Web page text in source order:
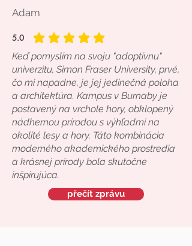
Adam
5.0
průměrné hodnocení je 5 z 5
Keď pomyslím na svoju "adoptívnu"
univerzitu, Simon Fraser University, prvé,
čo mi napadne, je jej jedinečná poloha
a architektúra. Kampus v Burnaby je
postavený na vrchole hory, obklopený
nádhernou prírodou s výhľadmi na
okolité lesy a hory. Táto kombinácia
moderného akademického prostredia
a krásnej prírody bola skutočne
inšpirujúca.
přečít zprávu